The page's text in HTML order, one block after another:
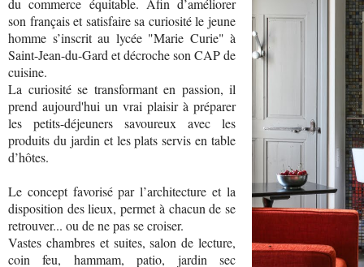
du commerce équitable. Afin d’améliorer
son français et satisfaire sa curiosité le jeune
homme s’inscrit au lycée "Marie Curie" à
Saint-Jean-du-Gard et décroche son CAP de
cuisine.
La curiosité se transformant en passion, il
prend aujourd'hui un vrai plaisir à préparer
les petits-déjeuners savoureux avec les
produits du jardin et les plats servis en table
d’hôtes.
Le concept favorisé par l’architecture et la
disposition des lieux, permet à chacun de se
retrouver... ou de ne pas se croiser.
Vastes chambres et suites, salon de lecture,
coin feu, hammam, patio, jardin sec